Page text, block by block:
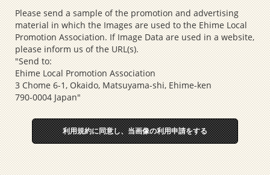
Please send a sample of the promotion and advertising
material in which the Images are used to the Ehime Local
Promotion Association. If Image Data are used in a website,
please inform us of the URL(s).
"Send to:
Ehime Local Promotion Association
3 Chome 6-1, Okaido, Matsuyama-shi, Ehime-ken
790-0004 Japan"
利用規約に同意し、当画像の利用申請をする